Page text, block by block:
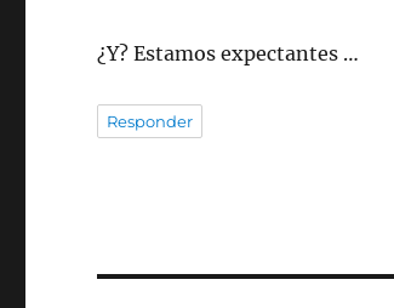
¿Y? Estamos expectantes …
Responder